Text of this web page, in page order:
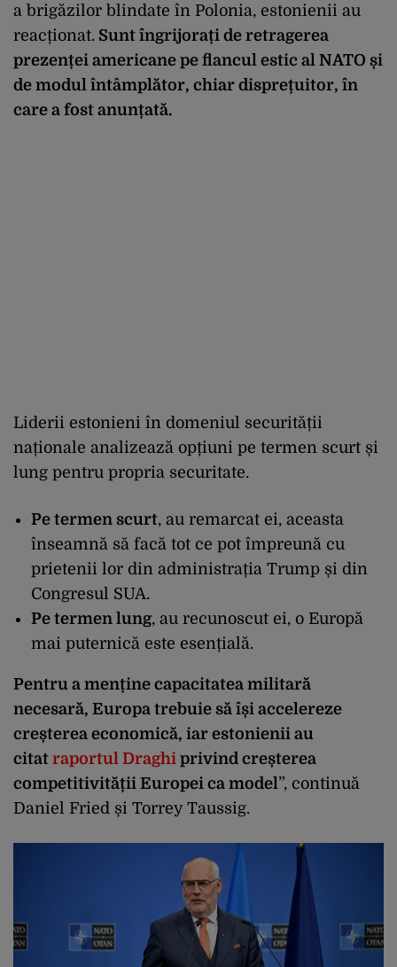
a brigăzilor blindate în Polonia, estonienii au
reacționat. Sunt îngrijorați de retragerea
prezenței americane pe flancul estic al NATO și
de modul întâmplător, chiar disprețuitor, în
care a fost anunțată.
Liderii estonieni în domeniul securității
naționale analizează opțiuni pe termen scurt și
lung pentru propria securitate.
Pe termen scurt, au remarcat ei, aceasta
înseamnă să facă tot ce pot împreună cu
prietenii lor din administrația Trump și din
Congresul SUA.
Pe termen lung, au recunoscut ei, o Europă
mai puternică este esențială.
Pentru a menține capacitatea militară
necesară, Europa trebuie să își accelereze
creșterea economică, iar estonienii au
citat raportul Draghi privind creșterea
competitivității Europei ca model”, continuă
Daniel Fried și Torrey Taussig.